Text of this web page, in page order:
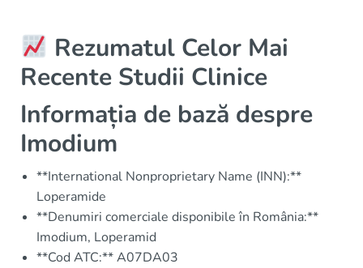
Rezumatul Celor Mai
Recente Studii Clinice
Informația de bază despre
Imodium
**International Nonproprietary Name (INN):**
Loperamide
**Denumiri comerciale disponibile în România:**
Imodium, Loperamid
**Cod ATC:** A07DA03